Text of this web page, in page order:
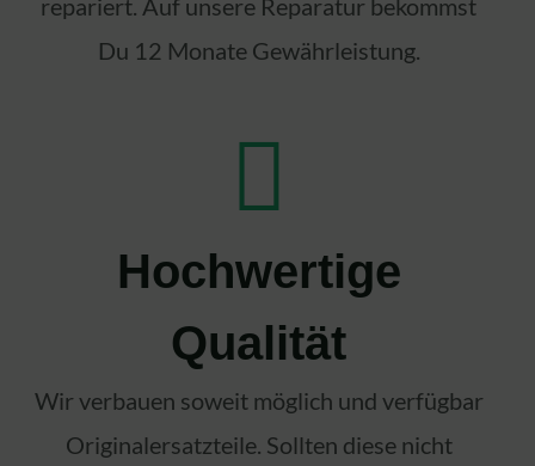
repariert. Auf unsere Reparatur bekommst
Du 12 Monate Gewährleistung.
Hochwertige
Qualität​
Wir verbauen soweit möglich und verfügbar
Originalersatzteile. Sollten diese nicht